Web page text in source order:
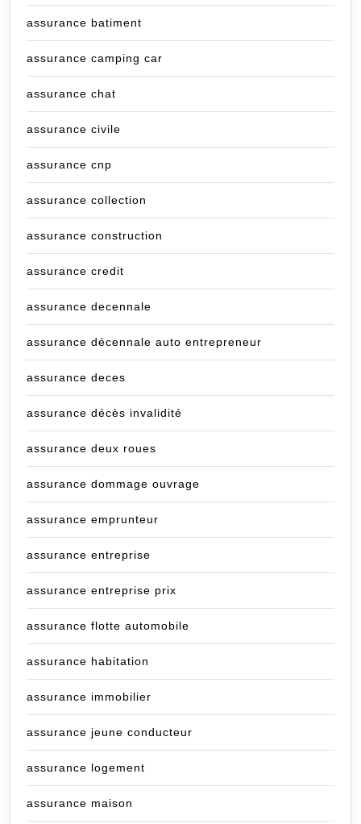
assurance batiment
assurance camping car
assurance chat
assurance civile
assurance cnp
assurance collection
assurance construction
assurance credit
assurance decennale
assurance décennale auto entrepreneur
assurance deces
assurance décès invalidité
assurance deux roues
assurance dommage ouvrage
assurance emprunteur
assurance entreprise
assurance entreprise prix
assurance flotte automobile
assurance habitation
assurance immobilier
assurance jeune conducteur
assurance logement
assurance maison